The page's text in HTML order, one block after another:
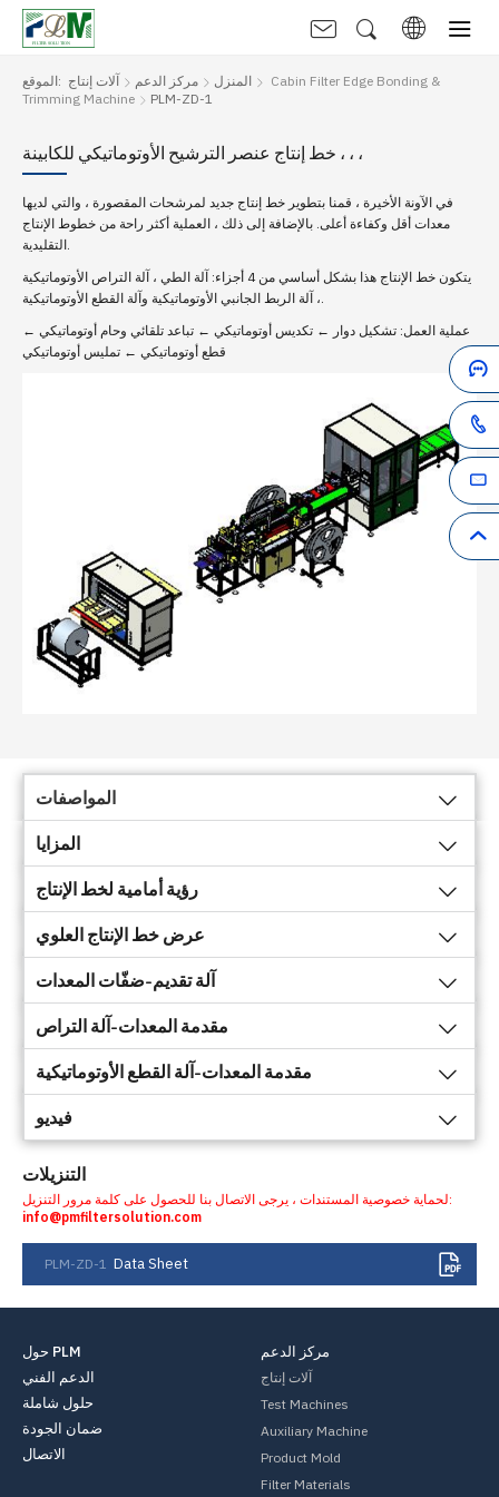
الموقع: المنزل مركز الدعم آلات إنتاج
Cabin Filter Edge Bonding &
Trimming Machine
PLM-ZD-1
خط إنتاج عنصر الترشيح الأوتوماتيكي للكابينة ، ، ،
في الآونة الأخيرة ، قمنا بتطوير خط إنتاج جديد لمرشحات المقصورة ، والتي لديها
معدات أقل وكفاءة أعلى. بالإضافة إلى ذلك ، العملية أكثر راحة من خطوط الإنتاج
التقليدية.
يتكون خط الإنتاج هذا بشكل أساسي من 4 أجزاء: آلة الطي ، آلة التراص الأوتوماتيكية
، آلة الربط الجانبي الأوتوماتيكية وآلة القطع الأوتوماتيكية.
عملية العمل: تشكيل دوار ← تكديس أوتوماتيكي ← تباعد تلقائي وحام أوتوماتيكي ←
قطع أوتوماتيكي ← تمليس أوتوماتيكي
المواصفات
المزايا
رؤية أمامية لخط الإنتاج
عرض خط الإنتاج العلوي
آلة تقديم-ضفّات المعدات
مقدمة المعدات-آلة التراص
مقدمة المعدات-آلة القطع الأوتوماتيكية
فيديو
التنزيلات
لحماية خصوصية المستندات ، يرجى الاتصال بنا للحصول على كلمة مرور التنزيل:
info@pmfiltersolution.com
PLM-ZD-1 Data Sheet
مركز الدعم
آلات إنتاج
Test Machines
Auxiliary Machine
Product Mold
Filter Materials
حول PLM
الدعم الفني
حلول شاملة
ضمان الجودة
الاتصال